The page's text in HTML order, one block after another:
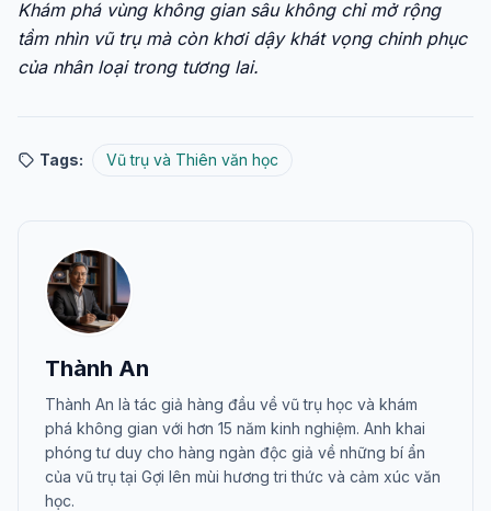
Khám phá vùng không gian sâu không chỉ mở rộng
tầm nhìn vũ trụ mà còn khơi dậy khát vọng chinh phục
của nhân loại trong tương lai.
Tags: Vũ trụ và Thiên văn học
Thành An
Thành An là tác giả hàng đầu về vũ trụ học và khám
phá không gian với hơn 15 năm kinh nghiệm. Anh khai
phóng tư duy cho hàng ngàn độc giả về những bí ẩn
của vũ trụ tại Gợi lên mùi hương tri thức và cảm xúc văn
học.